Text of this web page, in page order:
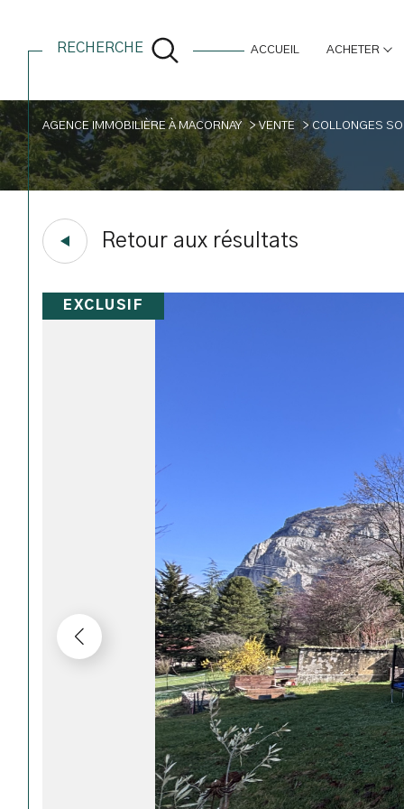
ACCUEIL ACHETER
biens à la vente
estimation
RECHERCHE
Acheter
de l'ancien
du neuf
AGENCE IMMOBILIÈRE À MACORNAY VENTE COLLONGES
Retour aux résultats
EXCLUSIF